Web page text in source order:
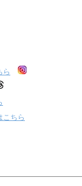
ら
こちら